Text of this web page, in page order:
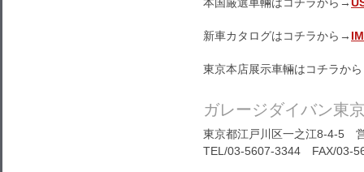
新車カタログはコチラから→
東京本店展示車輛はコチラか
ガレージダイバン東
東京都江戸川区一之江8-4-5
TEL/03-5607-3344 FAX/03-